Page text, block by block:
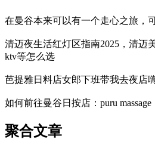
在曼谷本来可以有一个走心之旅，
清迈夜生活红灯区指南2025，清迈
ktv等怎么选
芭提雅日料店女郎下班带我去夜店
如何前往曼谷日按店：puru massage
聚合文章